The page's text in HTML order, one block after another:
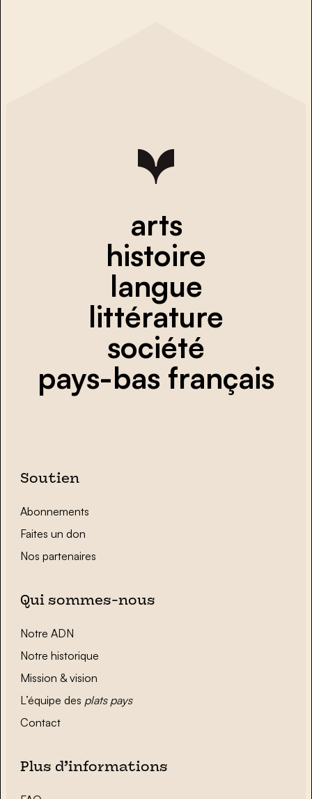
arts
histoire
langue
littérature
société
pays-bas français
Soutien
Abonnements
Faites un don
Nos partenaires
Qui sommes-nous
Notre ADN
Notre historique
Mission & vision
L’équipe des plats pays
Contact
Plus d’informations